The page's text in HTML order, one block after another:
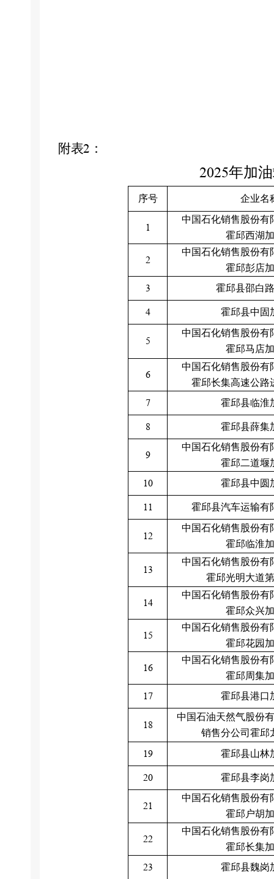
附表2 ：
2025年加
序号 企业名
1
中国石化销售股份有
霍邱西湖
2
中国石化销售股份有
霍邱彭店
3
霍邱县邵白
4 霍邱县中固
5
中国石化销售股份有
霍邱马店
6
中国石化销售股份有
霍邱长集高速公路
7
霍邱县临淮
8 霍邱县薛集
9
中国石化销售股份有
霍邱二道堰
10
霍邱县中圆
11 霍邱县汽车运输有
12
中国石化销售股份有
霍邱临淮
13
中国石化销售股份有
霍邱光明大道
14
中国石化销售股份有
霍邱众兴
15
中国石化销售股份有
霍邱花园
16
中国石化销售股份有
霍邱周集
17
霍邱县港口
18
中国石油天然气股份
销售分公司霍邱
19
霍邱县山林
20 霍邱县李岗
21
中国石化销售股份有
霍邱户胡
22
中国石化销售股份有
霍邱长集
23
霍邱县魏岗